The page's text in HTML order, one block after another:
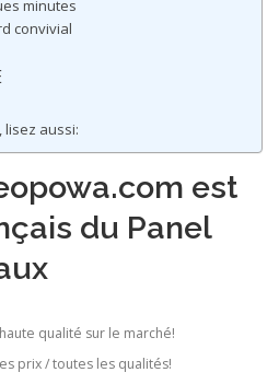
minutes
convivial
lisez aussi:
est
du Panel
qualité sur le marché!
prix / toutes les qualités!